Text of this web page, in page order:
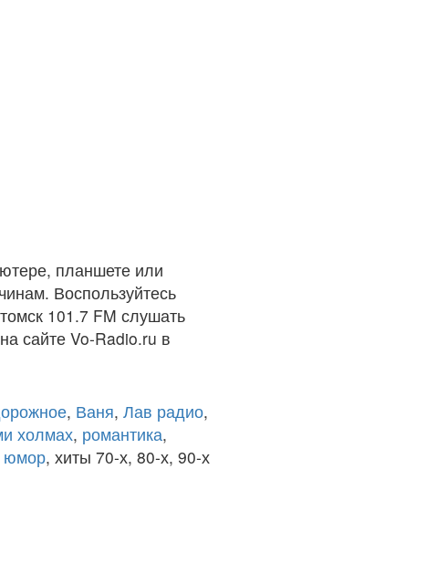
планшете или
Воспользуйтесь
101.7 FM слушать
сайте Vo-Radio.ru в
, Ваня, Лав радио,
холмах, романтика,
юмор, хиты 70-х, 80-х, 90-х